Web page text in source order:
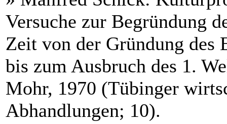
Versuche zur Begründung
Zeit von der Gründung des
bis zum Ausbruch des 1.
Mohr, 1970 (Tübinger
Abhandlungen; 10).